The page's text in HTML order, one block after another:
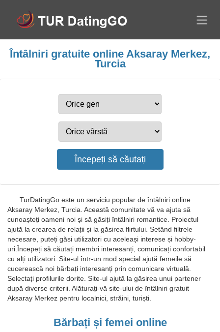
Întâlniri gratuite online Aksaray Merkez,
Turcia
TurDatingGo este un serviciu popular de întâlniri online
Aksaray Merkez, Turcia. Această comunitate vă va ajuta să
cunoașteți oameni noi și să găsiți întâlniri romantice. Proiectul
ajută la crearea de relații și la găsirea flirtului. Setând filtrele
necesare, puteți găsi utilizatori cu aceleași interese și hobby-
uri.Începeți să căutați membri interesanți, comunicați confortabil
cu alți utilizatori. Site-ul într-un mod special ajută femeile să
cucerească noi bărbați interesanți prin comunicare virtuală.
Selectați profilurile dorite. Site-ul ajută la găsirea unui partener
după diverse criterii. Alăturați-vă site-ului de întâlniri gratuit
Aksaray Merkez pentru localnici, străini, turiști.
Bărbați și femei online